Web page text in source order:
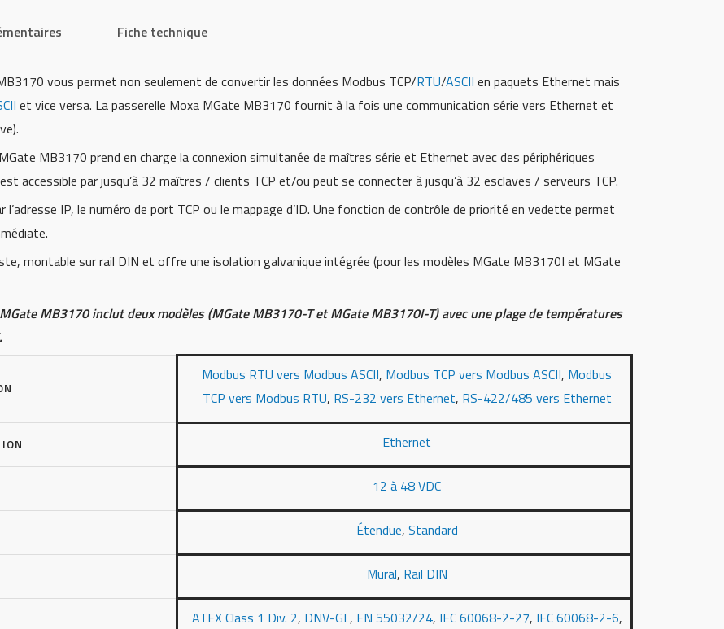
Fiche technique
vous permet non seulement de convertir les données Modbus TCP/RTU/ASCII en paquets Ethernet mais
et vice versa. La passerelle Moxa MGate MB3170 fournit à la fois une communication série vers Ethernet et
MB3170 prend en charge la connexion simultanée de maîtres série et Ethernet avec des périphériques
accessible par jusqu’à 32 maîtres / clients TCP et/ou peut se connecter à jusqu’à 32 esclaves / serveurs TCP.
IP, le numéro de port TCP ou le mappage d’ID. Une fonction de contrôle de priorité en vedette permet
montable sur rail DIN et offre une isolation galvanique intégrée (pour les modèles MGate MB3170I et MGate
MB3170 inclut deux modèles (MGate MB3170-T et MGate MB3170I-T) avec une plage de températures
Modbus RTU vers Modbus ASCII, Modbus TCP vers Modbus ASCII, Modbus
TCP vers Modbus RTU, RS-232 vers Ethernet, RS-422/485 vers Ethernet
Ethernet
12 à 48 VDC
Étendue, Standard
Mural, Rail DIN
ATEX Class 1 Div. 2, DNV-GL, EN 55032/24, IEC 60068-2-27, IEC 60068-2-6,